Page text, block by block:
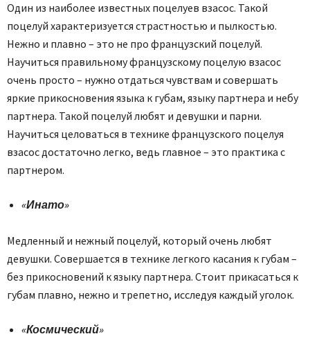
Один из наиболее известных поцелуев взасос. Такой
поцелуй характеризуется страстностью и пылкостью.
Нежно и плавно – это не про французский поцелуй.
Научиться правильному французскому поцелую взасос
очень просто – нужно отдаться чувствам и совершать
яркие прикосновения языка к губам, языку партнера и небу
партнера. Такой поцелуй любят и девушки и парни.
Научиться целоваться в технике французского поцелуя
взасос достаточно легко, ведь главное – это практика с
партнером.
«Инато»
Медленный и нежный поцелуй, который очень любят
девушки. Совершается в технике легкого касания к губам –
без прикосновений к языку партнера. Стоит прикасаться к
губам плавно, нежно и трепетно, исследуя каждый уголок.
«Космический»